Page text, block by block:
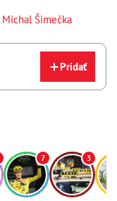
Michal Šimečka
Pridať
7 3